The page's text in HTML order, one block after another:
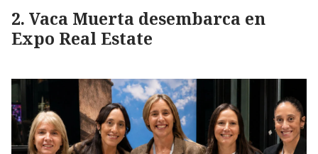
Vaca Muerta desembarca en
Expo Real Estate